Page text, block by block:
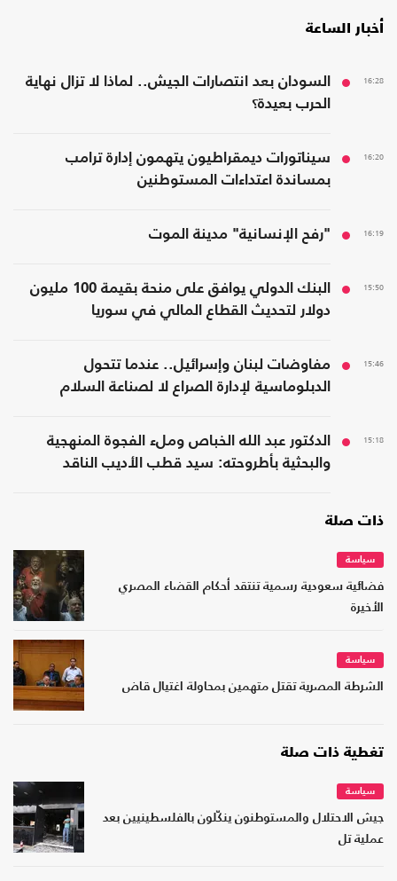
أخبار الساعة
16:28
السودان بعد انتصارات الجيش.. لماذا لا تزال نهاية
الحرب بعيدة؟
16:20
سيناتورات ديمقراطيون يتهمون إدارة ترامب
بمساندة اعتداءات المستوطنين
16:19 "رفح الإنسانية" مدينة الموت
15:50
البنك الدولي يوافق على منحة بقيمة 100 مليون
دولار لتحديث القطاع المالي في سوريا
15:46
مفاوضات لبنان وإسرائيل.. عندما تتحول
الدبلوماسية لإدارة الصراع لا لصناعة السلام
15:18
الدكتور عبد الله الخباص وملء الفجوة المنهجية
والبحثية بأطروحته: سيد قطب الأديب الناقد
ذات صلة
سياسة
فضائية سعودية رسمية تنتقد أحكام القضاء المصري
الأخيرة
سياسة
الشرطة المصرية تقتل متهمين بمحاولة اغتيال قاض
تغطية ذات صلة
سياسة
جيش الاحتلال والمستوطنون ينكّلون بالفلسطينيين بعد
عملية تل